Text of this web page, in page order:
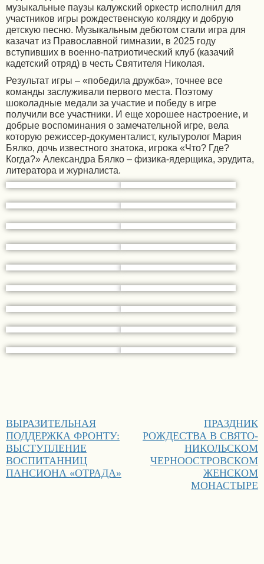
музыкальные паузы калужский оркестр исполнил для
участников игры рождественскую колядку и добрую
детскую песню. Музыкальным дебютом стали игра для
казачат из Православной гимназии, в 2025 году
вступивших в военно-патриотический клуб (казачий
кадетский отряд) в честь Святителя Николая.
Результат игры – «победила дружба», точнее все
команды заслуживали первого места. Поэтому
шоколадные медали за участие и победу в игре
получили все участники. И еще хорошее настроение, и
добрые воспоминания о замечательной игре, вела
которую режиссер-документалист, культуролог Мария
Бялко, дочь известного знатока, игрока «Что? Где?
Когда?» Александра Бялко – физика-ядерщика, эрудита,
литератора и журналиста.
Навигация
по
записям
Предыдущая
запись:
ВЫРАЗИТЕЛЬНАЯ
ПОДДЕРЖКА ФРОНТУ:
ВЫСТУПЛЕНИЕ
ВОСПИТАННИЦ
ПАНСИОНА «ОТРАДА»
запись:
ПРАЗДНИК
РОЖДЕСТВА В СВЯТО-
НИКОЛЬСКОМ
ЧЕРНООСТРОВСКОМ
ЖЕНСКОМ
МОНАСТЫРЕ